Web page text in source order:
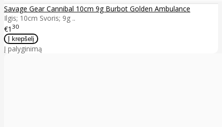
Savage Gear Cannibal 10cm 9g Burbot Golden Ambulance
Ilgis; 10cm Svoris; 9g ..
€1 30
Į palyginimą